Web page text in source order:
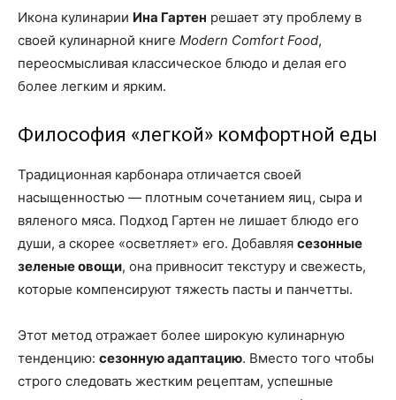
Икона кулинарии Ина Гартен решает эту проблему в
своей кулинарной книге Modern Comfort Food,
переосмысливая классическое блюдо и делая его
более легким и ярким.
Философия «легкой» комфортной еды
Традиционная карбонара отличается своей
насыщенностью — плотным сочетанием яиц, сыра и
вяленого мяса. Подход Гартен не лишает блюдо его
души, а скорее «осветляет» его. Добавляя сезонные
зеленые овощи, она привносит текстуру и свежесть,
которые компенсируют тяжесть пасты и панчетты.
Этот метод отражает более широкую кулинарную
тенденцию: сезонную адаптацию. Вместо того чтобы
строго следовать жестким рецептам, успешные